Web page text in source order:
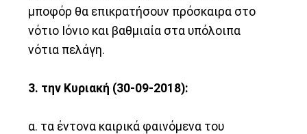
μποφόρ θα επικρατήσουν πρόσκαιρα στο
νότιο Ιόνιο και βαθμιαία στα υπόλοιπα
νότια πελάγη.
3. την Κυριακή (30-09-2018):
α. τα έντονα καιρικά φαινόμενα του